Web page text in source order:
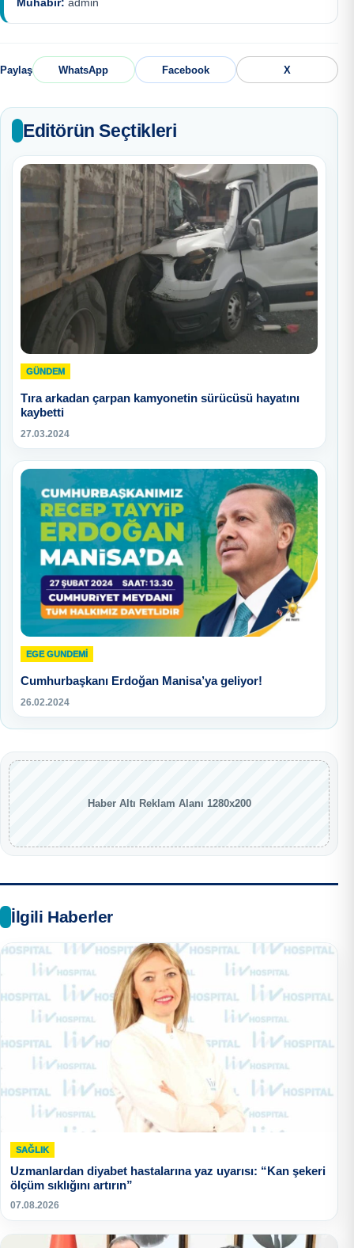
Paylaş WhatsApp Facebook X
Editörün Seçtikleri
GÜNDEM
Tıra arkadan çarpan kamyonetin sürücüsü hayatını
kaybetti
27.03.2024
EGE GUNDEMİ
Cumhurbaşkanı Erdoğan Manisa’ya geliyor!
26.02.2024
Haber Altı Reklam Alanı 1280x200
İlgili Haberler
SAĞLIK
Uzmanlardan diyabet hastalarına yaz uyarısı: “Kan şekeri
ölçüm sıklığını artırın”
07.08.2026